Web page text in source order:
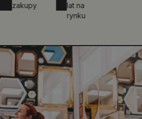
zakupy
lat na
rynku